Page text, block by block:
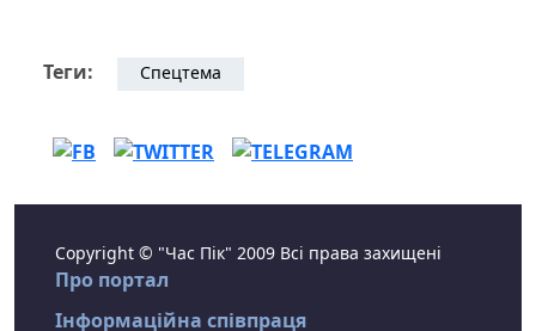
Теги: Спецтема
Copyright © "Час Пік" 2009 Всі права захищені
Про портал
Інформаційна співпраця